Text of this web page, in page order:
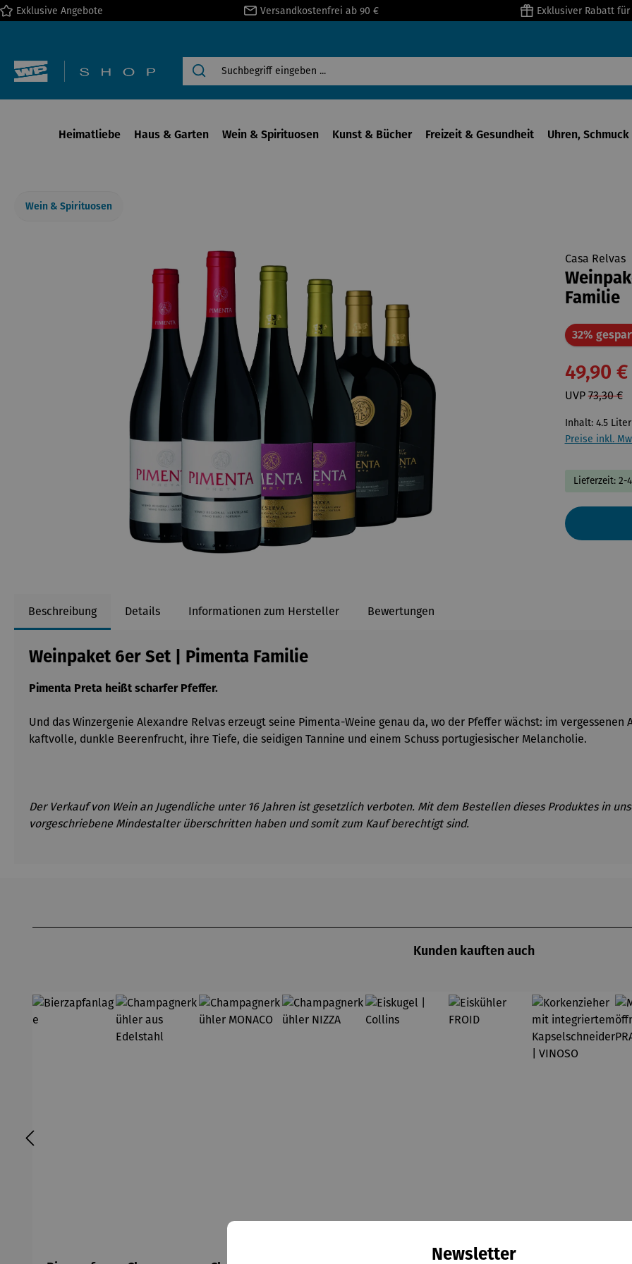
Zur Hauptnavigation springen
Exklusive Angebote Versandkostenfrei ab 90 € Exklusiver Rabatt
Heimatliebe Haus & Garten Wein & Spirituosen Kunst & Bücher Freizeit & Gesundheit Uhren,
Wein & Spirituosen
Casa Relvas
Familie
32%
49,90 €
UVP73,30 €
Inhalt: 4.5
Preise inkl.
Lieferzeit: 2-
Beschreibung Details Informationen zum Hersteller Bewertungen
Weinpaket 6er Set | Pimenta Familie
Pimenta Preta heißt scharfer Pfeffer.
Und das Winzergenie Alexandre Relvas erzeugt seine Pimenta-Weine genau da, wo der Pfeffer wächst: im
kaftvolle, dunkle Beerenfrucht, ihre Tiefe, die seidigen Tannine und einem Schuss portugiesischer Melancholie.
Der Verkauf von Wein an Jugendliche unter 16 Jahren ist gesetzlich verboten. Mit dem Bestellen dieses Produktes in
vorgeschriebene Mindestalter überschritten haben und somit zum Kauf berechtigt sind.
Kunden kauften auch
Newsletter